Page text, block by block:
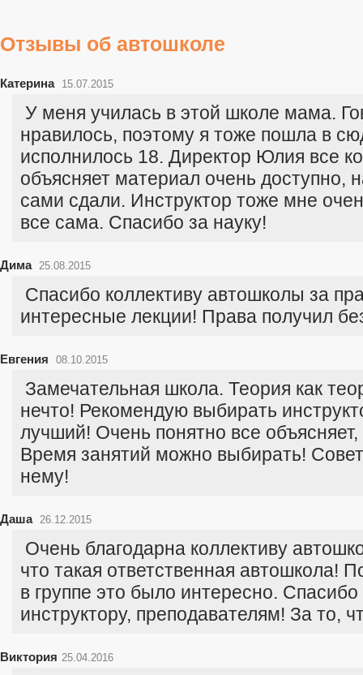
Отзывы об автошколе
Катерина 15.07.2015
У меня училась в этой школе мама.
нравилось, поэтому я тоже пошла в
исполнилось 18. Директор Юлия все
объясняет материал очень доступно,
сами сдали. Инструктор тоже мне
все сама. Спасибо за науку!
Дима 25.08.2015
Спасибо коллективу автошколы за
интересные лекции! Права получил
Евгения 08.10.2015
Замечательная школа. Теория как
нечто! Рекомендую выбирать
лучший! Очень понятно все
Время занятий можно выбирать!
нему!
Даша 26.12.2015
Очень благодарна коллективу
что такая ответственная автошкола!
в группе это было интересно. Спасибо
инструктору, преподавателям! За то,
Виктория 25.04.2016